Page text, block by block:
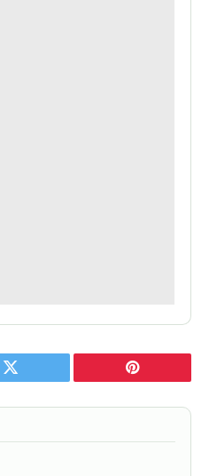
Twitter Pinterest